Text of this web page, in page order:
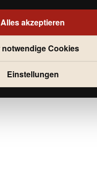
Alles akzeptieren
notwendige Cookies
Einstellungen